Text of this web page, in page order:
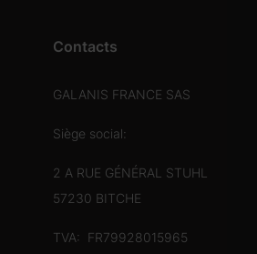
Contacts
GALANIS FRANCE SAS
Siège social:
2 A RUE GÉNÉRAL STUHL
57230 BITCHE
TVA: FR79928015965